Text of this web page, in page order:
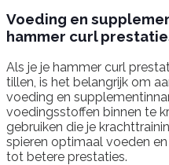
Voeding en
hammer curl
Als je je hammer curl
tillen, is het belangrijk om
voeding en
voedingsstoffen binnen te
gebruiken die je
spieren optimaal voeden
tot betere prestaties.